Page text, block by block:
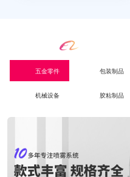
五金零件 包装制品
机械设备 胶粘制品